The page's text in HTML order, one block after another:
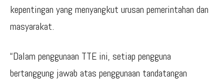
kepentingan yang menyangkut urusan pemerintahan dan
masyarakat.
“Dalam penggunaan TTE ini, setiap pengguna
bertanggung jawab atas penggunaan tandatangan